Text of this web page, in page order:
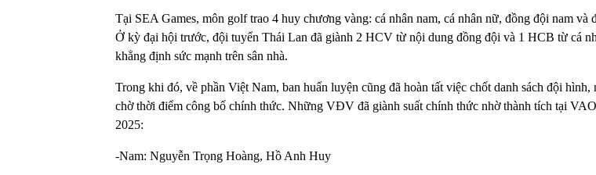
Tại SEA Games, môn golf trao 4 huy chương vàng: cá nhân nam, cá nhân nữ, đồng đội nam và
Ở kỳ đại hội trước, đội tuyển Thái Lan đã giành 2 HCV từ nội dung đồng đội và 1 HCB từ cá
khẳng định sức mạnh trên sân nhà.
Trong khi đó, về phần Việt Nam, ban huấn luyện cũng đã hoàn tất việc chốt danh sách đội hình,
chờ thời điểm công bố chính thức. Những VĐV đã giành suất chính thức nhờ thành tích tại
2025:
-Nam: Nguyễn Trọng Hoàng, Hồ Anh Huy